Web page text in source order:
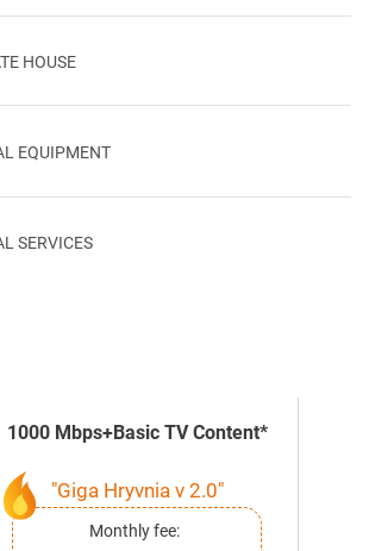
HOUSE
EQUIPMENT
SERVICES
1000 Mbps+Basic TV Content*
"Giga Hryvnia v 2.0"
Monthly fee: